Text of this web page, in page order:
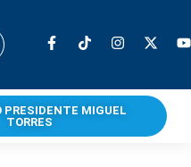
PRESIDENTE MIGUEL
TORRES